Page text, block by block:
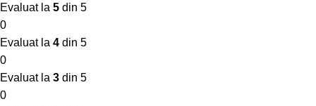
Evaluat la 5 din 5
0
Evaluat la 4 din 5
0
Evaluat la 3 din 5
0